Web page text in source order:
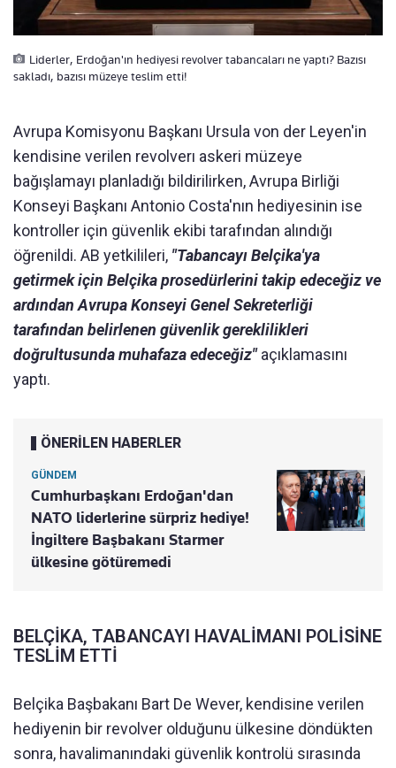
Liderler, Erdoğan'ın hediyesi revolver tabancaları ne yaptı? Bazısı
sakladı, bazısı müzeye teslim etti!
Avrupa Komisyonu Başkanı Ursula von der Leyen'in
kendisine verilen revolverı askeri müzeye
bağışlamayı planladığı bildirilirken, Avrupa Birliği
Konseyi Başkanı Antonio Costa'nın hediyesinin ise
kontroller için güvenlik ekibi tarafından alındığı
öğrenildi. AB yetkilileri, "Tabancayı Belçika'ya
getirmek için Belçika prosedürlerini takip edeceğiz ve
ardından Avrupa Konseyi Genel Sekreterliği
tarafından belirlenen güvenlik gereklilikleri
doğrultusunda muhafaza edeceğiz"açıklamasını
yaptı.
ÖNERİLEN HABERLER
GÜNDEM
Cumhurbaşkanı Erdoğan'dan
NATO liderlerine sürpriz hediye!
İngiltere Başbakanı Starmer
ülkesine götüremedi
BELÇİKA, TABANCAYI HAVALİMANI POLİSİNE
TESLİM ETTİ
Belçika Başbakanı Bart De Wever, kendisine verilen
hediyenin bir revolver olduğunu ülkesine döndükten
sonra, havalimanındaki güvenlik kontrolü sırasında